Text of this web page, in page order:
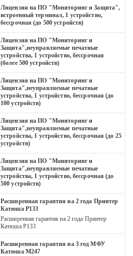
Лицензия на ПО "Мониторинг и Защита",
встроенный терминал, 1 устройство,
бессрочная (до 500 устройств)
Лицензия на ПО "Мониторинг и
Защита",неуправляемые печатные
устройства, 1 устройство, бессрочная
(более 500 устройств)
Лицензия на ПО "Мониторинг и
Защита",неуправляемые печатные
устройства, 1 устройство, бессрочная (до
100 устройств)
Лицензия на ПО "Мониторинг и
Защита",неуправляемые печатные
устройства, 1 устройство, бессрочная (до 25
устройств)
Лицензия на ПО "Мониторинг и
Защита",неуправляемые печатные
устройства, 1 устройство, бессрочная (до
500 устройств)
Расширенная гарантия на 2 года Принтер
Катюша P133
Расширенная гарантия на 2 года Принтер
Катюша P133
Расширенная гарантия на 3 год МФУ
Катюша М247